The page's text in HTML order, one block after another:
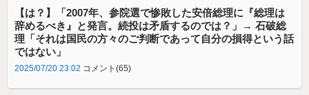
【は？】「2007年、参院選で惨敗した安倍総理に『総理は
辞めるべき』と発言。続投は矛盾するのでは？」→ 石破総
理「それは国民の方々のご判断であって自分の損得という話
ではない」
2025/07/20 23:02 コメント(65)